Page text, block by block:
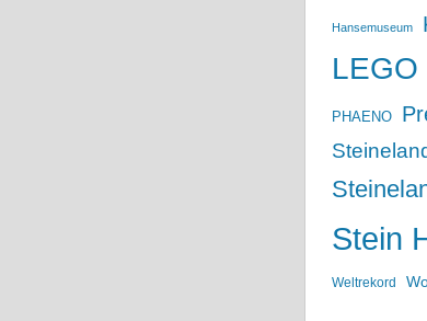
Hansemuseum
LEGO
PHAENO
Stein
Weltrekord